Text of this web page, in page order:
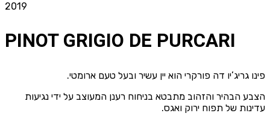
2019
PINOT GRIGIO DE PURCARI
פינו גריג’יו דה פורקרי הוא יין עשיר ובעל טעם ארומטי.
הצבע הבהיר והזהוב מתבטא בניחוח רענן המעוצב על ידי נגיעות
עדינות של תפוח ירוק ואגס.